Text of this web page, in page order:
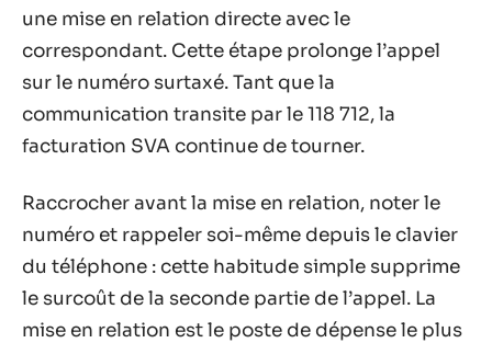
une mise en relation directe avec le
correspondant. Cette étape prolonge l’appel
sur le numéro surtaxé. Tant que la
communication transite par le 118 712, la
facturation SVA continue de tourner.
Raccrocher avant la mise en relation, noter le
numéro et rappeler soi-même depuis le clavier
du téléphone : cette habitude simple supprime
le surcoût de la seconde partie de l’appel. La
mise en relation est le poste de dépense le plus